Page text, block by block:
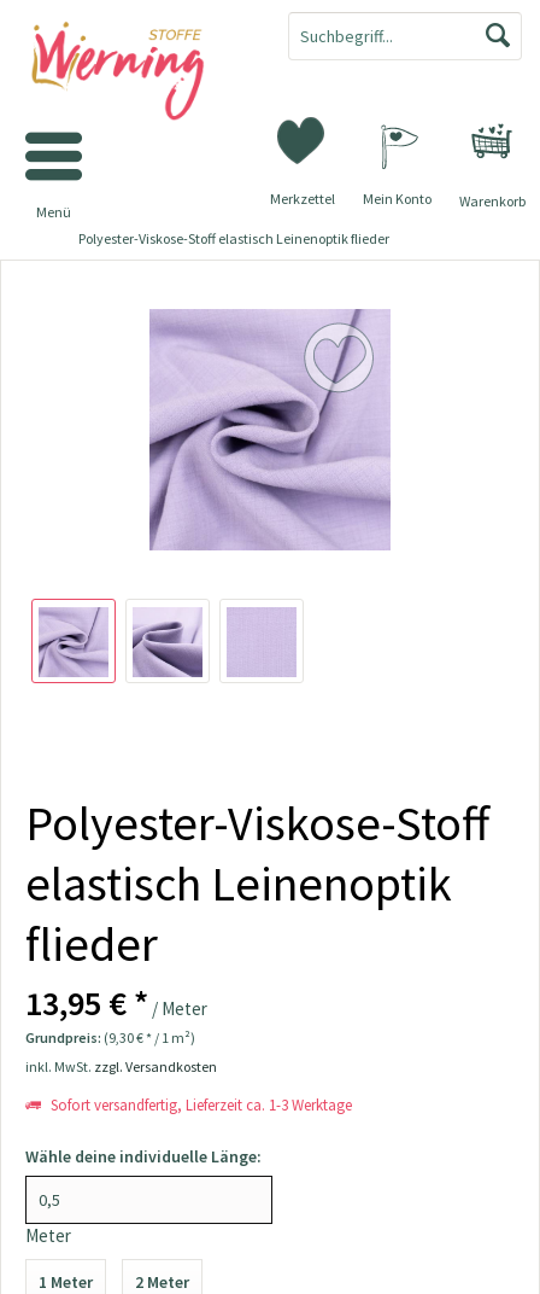
Warenkorb
Merkzettel Mein Konto
Menü
Polyester-Viskose-Stoff elastisch Leinenoptik flieder
Polyester-Viskose-Stoff
elastisch Leinenoptik
flieder
13,95 € * / Meter
Grundpreis: (9,30 € * / 1 m²)
inkl. MwSt. zzgl. Versandkosten
Sofort versandfertig, Lieferzeit ca. 1-3 Werktage
Wähle deine individuelle Länge:
Meter
1 Meter 2 Meter